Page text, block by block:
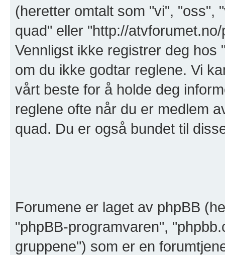
(heretter omtalt som "vi", "oss",
quad" eller "http://
Vennligst ikke registrer deg hos
om du ikke godtar reglene. Vi
vårt beste for å holde deg
reglene ofte når du er medlem
quad. Du er også bundet til
Forumene er laget av phpBB
"phpBB-programvaren",
gruppene") som er en